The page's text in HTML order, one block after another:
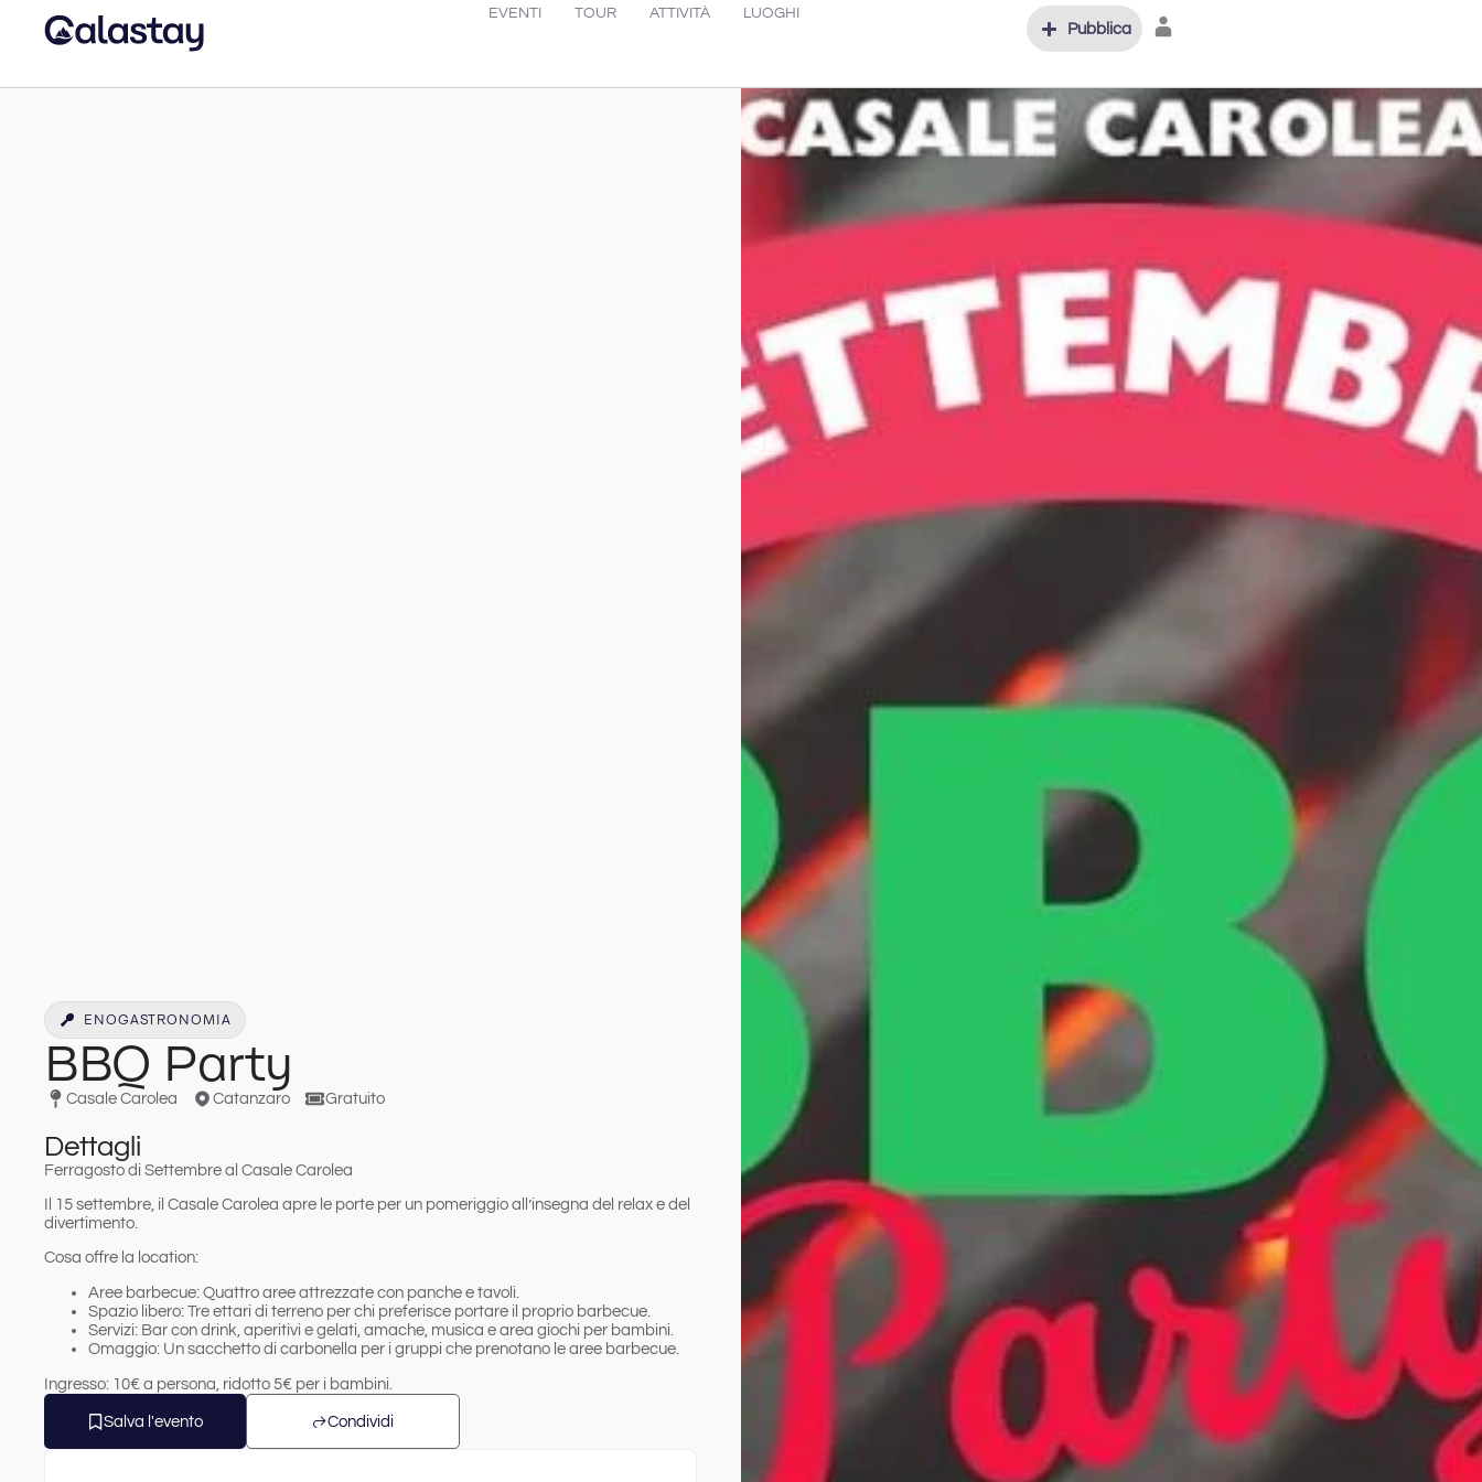
EVENTI TOUR ATTIVITÀ LUOGHI
Pubblica
ENOGASTRONOMIA
BBQ Party
Casale Carolea Catanzaro Gratuito
Dettagli
Ferragosto di Settembre al Casale Carolea
Il 15 settembre, il Casale Carolea apre le porte per un pomeriggio all’insegna del relax e del
divertimento.
Cosa offre la location:
Aree barbecue: Quattro aree attrezzate con panche e tavoli.
Spazio libero: Tre ettari di terreno per chi preferisce portare il proprio barbecue.
Servizi: Bar con drink, aperitivi e gelati, amache, musica e area giochi per bambini.
Omaggio: Un sacchetto di carbonella per i gruppi che prenotano le aree barbecue.
Ingresso: 10€ a persona, ridotto 5€ per i bambini.
Salva l'evento Condividi